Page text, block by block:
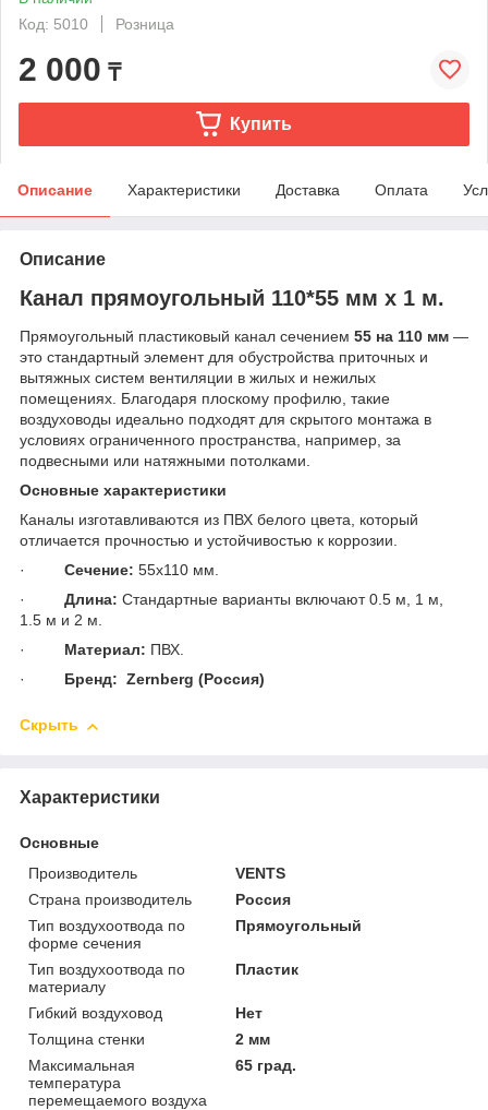
Код: 5010
Розница
2 000 ₸
Купить
Описание Характеристики Доставка Оплата
Описание
Канал прямоугольный 110*55 мм х 1 м.
Прямоугольный пластиковый канал сечением 55 на 110 мм —
это стандартный элемент для обустройства приточных и
вытяжных систем вентиляции в жилых и нежилых
помещениях. Благодаря плоскому профилю, такие
воздуховоды идеально подходят для скрытого монтажа в
условиях ограниченного пространства, например, за
подвесными или натяжными потолками.
Основные характеристики
Каналы изготавливаются из ПВХ белого цвета, который
отличается прочностью и устойчивостью к коррозии.
· Сечение: 55х110 мм.
· Длина: Стандартные варианты включают 0.5 м, 1 м,
1.5 м и 2 м.
· Материал: ПВХ.
· Бренд: Zernberg (Россия)
Скрыть
Характеристики
Основные
Производитель
VENTS
Страна производитель
Россия
Тип воздухоотвода по
форме сечения
Прямоугольный
Тип воздухоотвода по
материалу
Пластик
Гибкий воздуховод
Нет
Толщина стенки
2 мм
Максимальная
температура
перемещаемого воздуха
65 град.